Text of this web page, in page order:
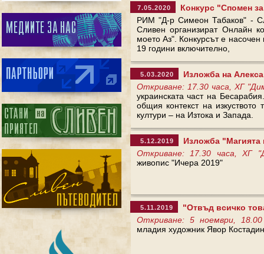
7.05.2020
Конкурс "Спомен
РИМ "Д-р Симеон Табаков" -
Сливен организират Онлайн
моето Аз". Конкурсът е
19 години включително,
5.03.2020
Изложба на
Откриване: 17.30 часа, ХГ
украинската част на
общия контекст на
култури – на Изтока и Запада.
5.12.2019
Изложба "Магията
Откриване: 17.30 часа, ХГ
живопис "Ичера 2019"
5.11.2019
"Отвъд всичко
Откриване: 5 ноември,
младия художник Явор